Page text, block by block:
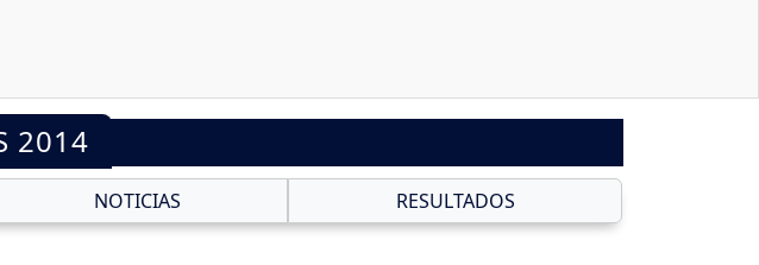
2014
NOTICIAS RESULTADOS